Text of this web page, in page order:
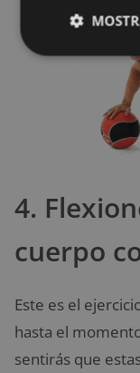
4.
cuerpo
Este es el
hasta el
sentirás que